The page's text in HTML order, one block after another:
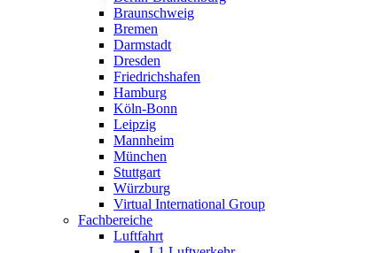
Braunschweig
Bremen
Darmstadt
Dresden
Friedrichshafen
Hamburg
Köln-Bonn
Leipzig
Mannheim
München
Stuttgart
Würzburg
Virtual International Group
Fachbereiche
Luftfahrt